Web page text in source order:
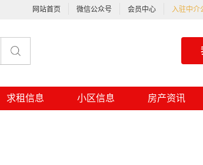
网站首页 微信公众号 会员中心 入驻中介
求租信息 小区信息 房产资讯